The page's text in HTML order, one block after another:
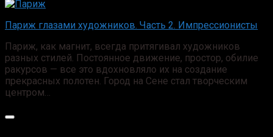
Париж глазами художников. Часть 2. Импрессионисты
Париж, как магнит, всегда притягивал художников
разных стилей. Постоянное движение, простор, обилие
ракурсов — все это вдохновляло их на создание
прекрасных полотен. Город на Сене стал творческим
центром…